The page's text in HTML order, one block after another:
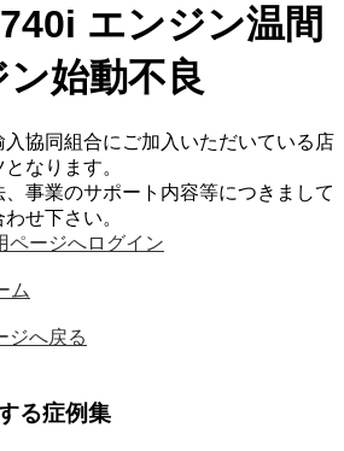
エンジン温間
始動不良
協同組合にご加入いただいている店
なります。
事業のサポート内容等につきまして
わせ下さい。
ページへログイン
ム
ジへ戻る
る症例集